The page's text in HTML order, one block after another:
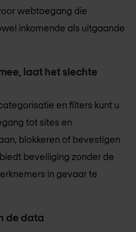
webtoegang die
inkomende als uitgaande
laat het slechte
en filters kunt u
tot sites en
blokkeren of bevestigen
beveiliging zonder de
in gevaar te
de data